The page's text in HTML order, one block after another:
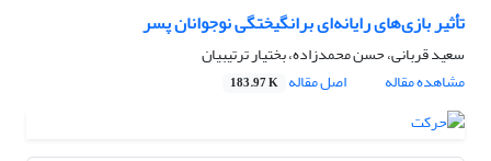
تأثیر بازی‌های رایانه‌ای برانگیختگی نوجوانان پسر
سعید قربانی، حسن محمدزاده، بختیار ترتیبیان
مشاهده مقاله
اصل مقاله 183.97 K